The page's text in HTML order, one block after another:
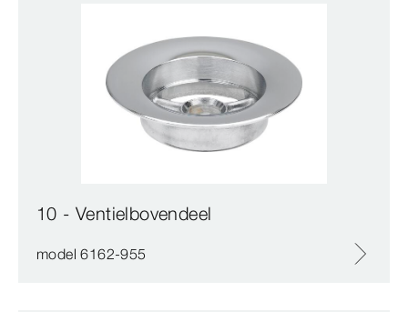
10 - Ventielbovendeel
model 6162-955